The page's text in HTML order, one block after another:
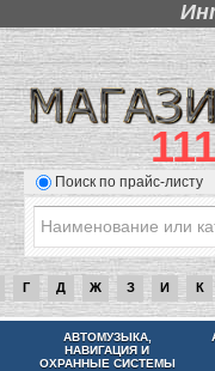
Поиск по прайс-листу
Г Д Ж З И К
АВТОМУЗЫКА,
НАВИГАЦИЯ И
ОХРАННЫЕ СИСТЕМЫ